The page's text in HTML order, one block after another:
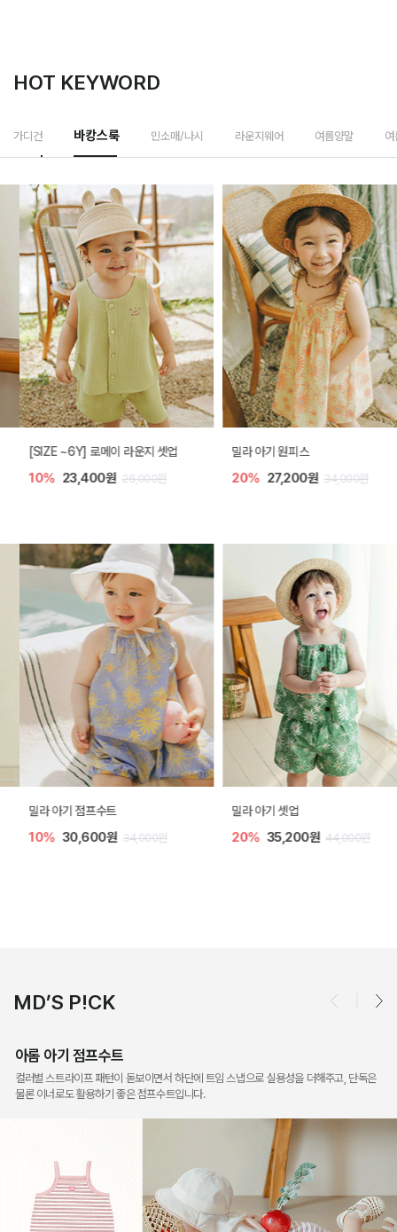
HOT KEYWORD
가디건 바캉스룩 민소매/나시 라운지웨어 여름양말
[SIZE ~6Y] 로메이 라운지 셋업
10% 23,400원 26,000원
밀라 아기 원피스
20% 27,200원 34,000원
밀라 아기 점프수트
10% 30,600원 34,000원
밀라 아기 셋업
20% 35,200원 44,000원
MD’S P!CK
아롬 아기 점프수트
컬러별 스트라이프 패턴이 돋보이면서 하단에 트임 스냅으로 실용성을 더해주고, 단독은
물론 이너로도 활용하기 좋은 점프수트입니다.